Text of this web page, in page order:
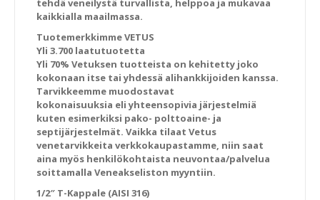
tehdä veneilystä turvallista, helppoa ja mukavaa
kaikkialla maailmassa.
Tuotemerkkimme VETUS
Yli 3.700 laatutuotetta
Yli 70% Vetuksen tuotteista on kehitetty joko
kokonaan itse tai yhdessä alihankkijoiden kanssa.
Tarvikkeemme muodostavat
kokonaisuuksia eli yhteensopivia järjestelmiä
kuten esimerkiksi pako- polttoaine- ja
septijärjestelmät. Vaikka tilaat Vetus
venetarvikkeita verkkokaupastamme, niin saat
aina myös henkilökohtaista neuvontaa/palvelua
soittamalla Veneakseliston myyntiin.
1/2″ T-Kappale (AISI 316)